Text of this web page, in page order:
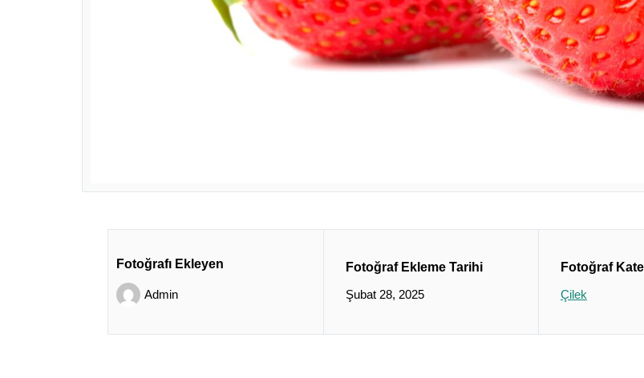
Fotoğrafı Ekleyen
Admin
Fotoğraf Ekleme Tarihi
Şubat 28, 2025
Fotoğraf
Çilek